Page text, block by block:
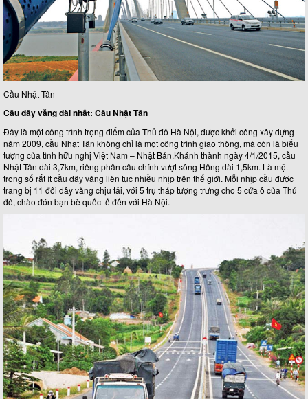
Cầu Nhật Tân
Cầu dây văng dài nhất: Cầu Nhật Tân
Đây là một công trình trọng điểm của Thủ đô Hà Nội, được khởi công xây dựng
năm 2009, cầu Nhật Tân không chỉ là một công trình giao thông, mà còn là biểu
tượng của tình hữu nghị Việt Nam – Nhật Bản.Khánh thành ngày 4/1/2015, cầu
Nhật Tân dài 3,7km, riêng phần cầu chính vượt sông Hồng dài 1,5km. Là một
trong số rất ít cầu dây văng liên tục nhiều nhịp trên thế giới. Mỗi nhịp cầu được
trang bị 11 đôi dây văng chịu tải, với 5 trụ tháp tượng trưng cho 5 cửa ô của Thủ
đô, chào đón bạn bè quốc tế đến với Hà Nội.